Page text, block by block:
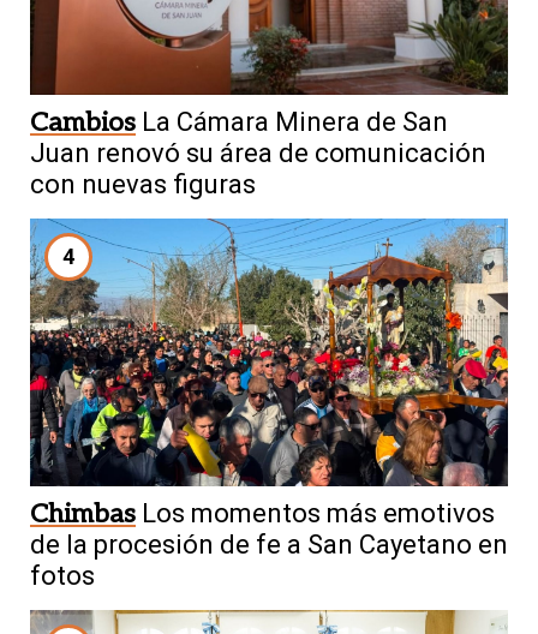
Cambios La Cámara Minera de San
Juan renovó su área de comunicación
con nuevas figuras
4
Chimbas Los momentos más emotivos
de la procesión de fe a San Cayetano en
fotos